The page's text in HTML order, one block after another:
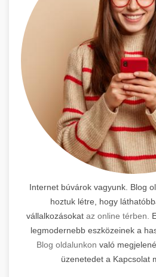
Internet búvárok vagyunk. Blog
hoztuk létre, hogy
vállalkozásokat az online térben.
legmodernebb eszközeinek a
Blog oldalunkon való
üzenetedet a Kapcsolat